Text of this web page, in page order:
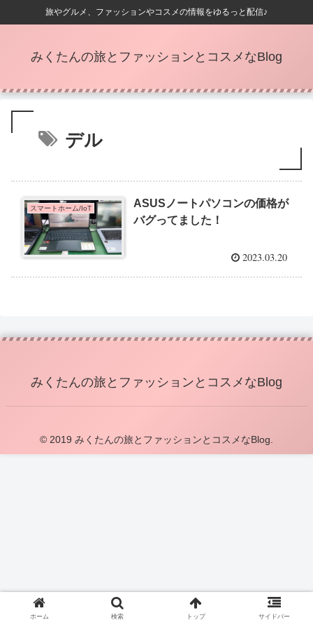
旅やグルメ、ファッションやコスメの情報をゆるっと配信♪
みくたんの旅とファッションとコスメなBlog
デル
スマートホーム/IoT
ASUSノートパソコンの価格が
バグってました！
2023.03.20
みくたんの旅とファッションとコスメなBlog
© 2019 みくたんの旅とファッションとコスメなBlog.
ホーム 検索 トップ サイドバー